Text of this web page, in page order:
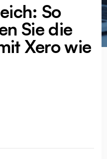
So
Sie die
Xero wie